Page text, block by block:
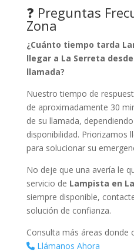
❓ Preguntas
Zona
¿Cuánto tiempo tarda
llegar a La Serreta
llamada?
Nuestro tiempo de
de aproximadamente 30
de su llamada,
disponibilidad. Priorizamos
para solucionar su
No deje que una avería le
servicio de Lampista en
siempre disponible,
solución de confianza.
Consulta más áreas donde
Llámanos Ahora